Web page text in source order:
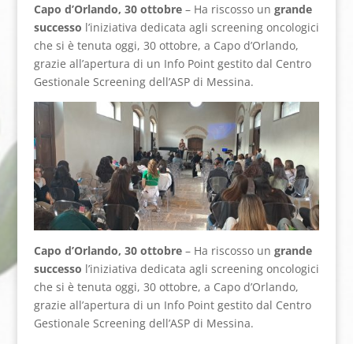
Capo d’Orlando, 30 ottobre– Ha riscosso un grande
successo l’iniziativa dedicata agli screening oncologici
che si è tenuta oggi, 30 ottobre, a Capo d’Orlando,
grazie all’apertura di un Info Point gestito dal Centro
Gestionale Screening dell’ASP di Messina.
Capo d’Orlando, 30 ottobre– Ha riscosso un grande
successo l’iniziativa dedicata agli screening oncologici
che si è tenuta oggi, 30 ottobre, a Capo d’Orlando,
grazie all’apertura di un Info Point gestito dal Centro
Gestionale Screening dell’ASP di Messina.